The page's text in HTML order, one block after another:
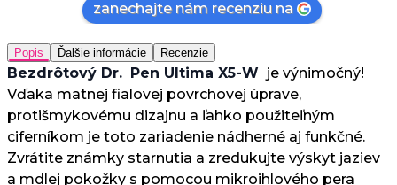
zanechajte nám recenziu na
Popis Ďalšie informácie Recenzie
Bezdrôtový Dr. Pen Ultima X5-W je výnimočný!
Vďaka matnej fialovej povrchovej úprave,
protišmykovému dizajnu a ľahko použiteľným
ciferníkom je toto zariadenie nádherné aj funkčné.
Zvrátite známky starnutia a zredukujte výskyt jaziev
a mdlej pokožky s pomocou mikroihlového pera